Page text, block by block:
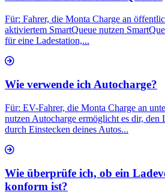
Für: Fahrer, die Monta Charge an
aktiviertem SmartQueue nutzen
für eine Ladestation,...
Wie verwende ich Autocharge?
Für: EV-Fahrer, die Monta Charge an
nutzen Autocharge ermöglicht es dir, den
durch Einstecken deines Autos...
Wie überprüfe ich, ob ein
konform ist?